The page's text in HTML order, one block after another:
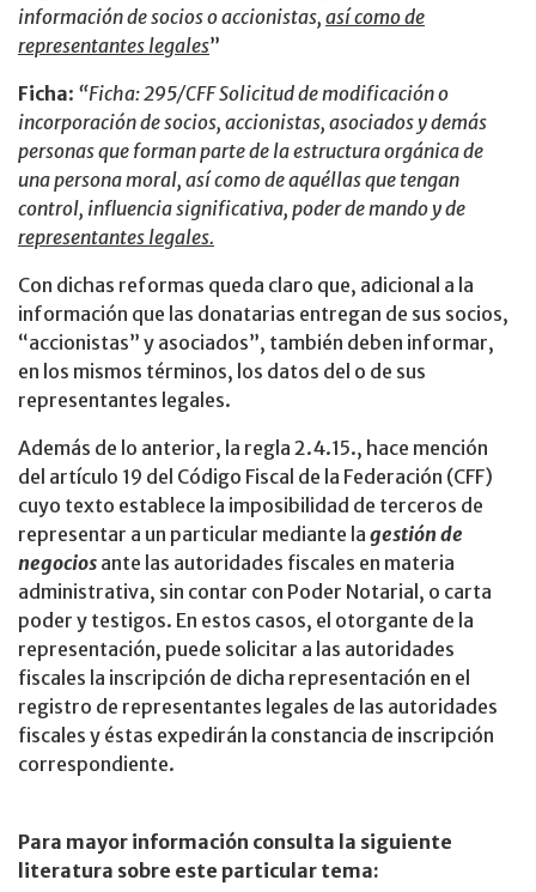
información de socios o accionistas, así como de
representantes legales”
Ficha: “Ficha: 295/CFF Solicitud de modificación o
incorporación de socios, accionistas, asociados y demás
personas que forman parte de la estructura orgánica de
una persona moral, así como de aquéllas que tengan
control, influencia significativa, poder de mando y de
representantes legales.
Con dichas reformas queda claro que, adicional a la
información que las donatarias entregan de sus socios,
“accionistas” y asociados”, también deben informar,
en los mismos términos, los datos del o de sus
representantes legales.
Además de lo anterior, la regla 2.4.15., hace mención
del artículo 19 del Código Fiscal de la Federación (CFF)
cuyo texto establece la imposibilidad de terceros de
representar a un particular mediante la gestión de
negocios ante las autoridades fiscales en materia
administrativa, sin contar con Poder Notarial, o carta
poder y testigos. En estos casos, el otorgante de la
representación, puede solicitar a las autoridades
fiscales la inscripción de dicha representación en el
registro de representantes legales de las autoridades
fiscales y éstas expedirán la constancia de inscripción
correspondiente.
Para mayor información consulta la siguiente
literatura sobre este particular tema: